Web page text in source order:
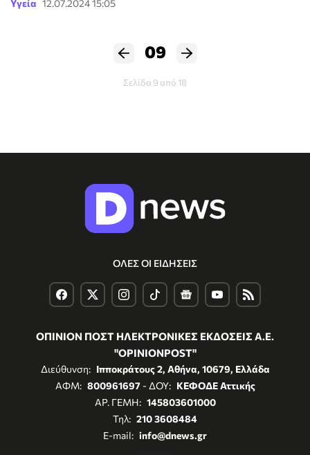
Υγεία 12.07.2024 15:05
09
Σελίδα 9 από 18
ΟΛΕΣ ΟΙ ΕΙΔΗΣΕΙΣ
ΟΠΙΝΙΟΝ ΠΟΣΤ ΗΛΕΚΤΡΟΝΙΚΕΣ ΕΚΔΟΣΕΙΣ Α.Ε.
"OPINIONPOST"
Διεύθυνση: Ιπποκράτους 2, Αθήνα, 10679, Ελλάδα
ΑΦΜ: 800961697- ΔΟΥ: ΚΕΦΟΔΕ Αττικής
ΑΡ. ΓΕΜΗ: 145803601000
Τηλ: 210 3608484
E-mail: info@dnews.gr